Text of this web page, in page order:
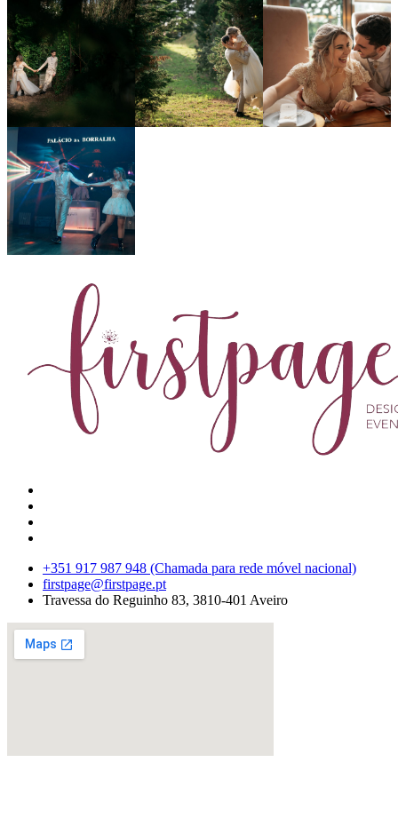
+351 917 987 948 (Chamada para rede móvel nacional)
firstpage@firstpage.pt
Travessa do Reguinho 83, 3810-401 Aveiro